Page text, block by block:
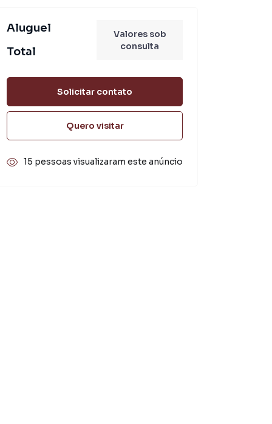
Aluguel
Total
R$ 2.500,00
Valores sob
consulta
Solicitar contato
Quero visitar
15 pessoas visualizaram este anúncio